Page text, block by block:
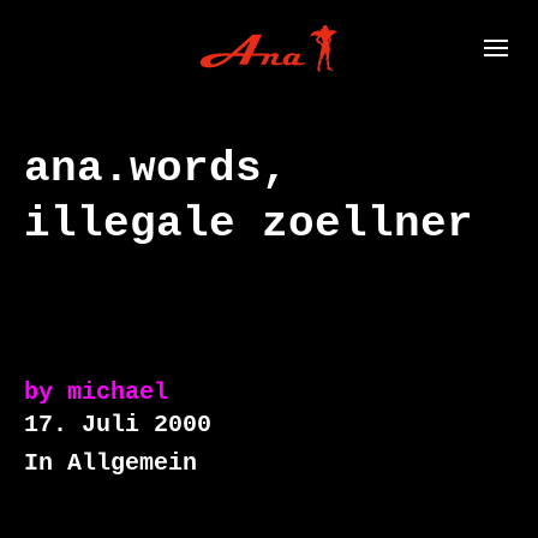
ana.words,
illegale zoellner
by michael
17. Juli 2000
In Allgemein